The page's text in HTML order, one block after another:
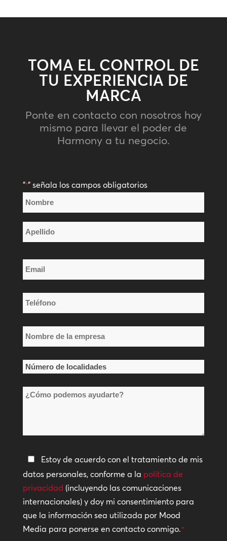
TOMA EL CONTROL DE
TU EXPERIENCIA DE
MARCA
Ponte en contacto con nosotros hoy
mismo para llevar el poder de
Harmony a tu negocio.
"*" señala los campos obligatorios
Nombre
*
Email
*
Teléfono
*
Nombre
de
la
empresa
*
Número
localidades
¿Cómo
Política
de
privacidad
*
Estoy de acuerdo con el tratamiento de mis
datos personales, conforme a la política de
privacidad (incluyendo las comunicaciones
internacionales) y doy mi consentimiento para
que la información sea utilizada por Mood
Media para ponerse en contacto conmigo.*